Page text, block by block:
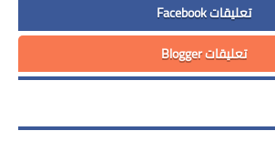
تعليقات Facebook
تعليقات Blogger